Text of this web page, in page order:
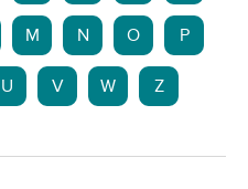
M N O P
U V W Z